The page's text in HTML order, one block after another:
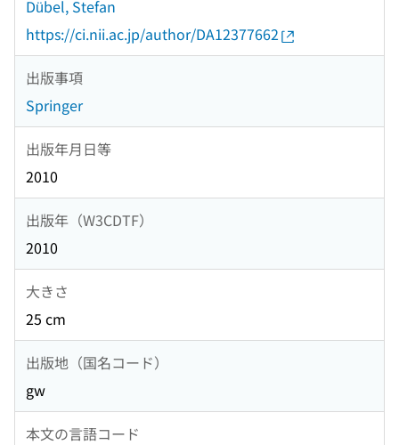
Dübel, Stefan
https://ci.nii.ac.jp/author/DA12377662
出版事項
Springer
出版年月日等
2010
出版年（W3CDTF）
2010
大きさ
25 cm
出版地（国名コード）
gw
本文の言語コード